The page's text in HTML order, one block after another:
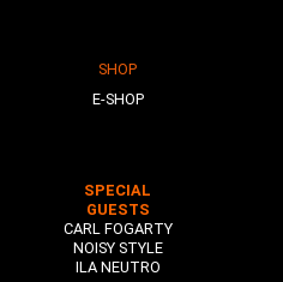
SHOP
E-SHOP
SPECIAL
GUESTS
CARL FOGARTY
NOISY STYLE
ILA NEUTRO